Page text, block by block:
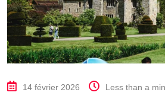
14 février 2026 Less than a